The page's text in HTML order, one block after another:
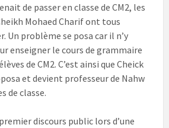
de passer en classe de CM2, les
Mohaed Charif ont tous
Un problème se posa car il n’y
enseigner le cours de grammaire
de CM2. C’est ainsi que Cheick
et devient professeur de Nahw
de classe.
discours public lors d’une